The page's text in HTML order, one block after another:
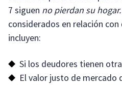
7 siguen no pierdan su hogar.
considerados en relación
incluyen:
Si los deudores tienen
El valor justo de mercado